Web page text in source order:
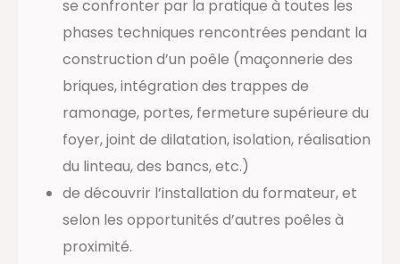
se confronter par la pratique à toutes les
phases techniques rencontrées pendant la
construction d’un poêle (maçonnerie des
briques, intégration des trappes de
ramonage, portes, fermeture supérieure du
foyer, joint de dilatation, isolation, réalisation
du linteau, des bancs, etc.)
de découvrir l’installation du formateur, et
selon les opportunités d’autres poêles à
proximité.